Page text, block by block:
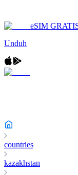
eSIM
Unduh
countries
kazakhstan